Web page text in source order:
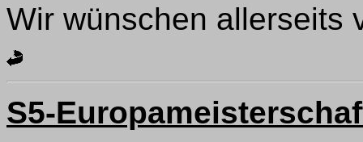
Wir wünschen allerseits
S5-